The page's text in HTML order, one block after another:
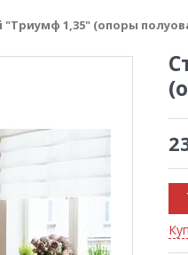
1,35" (опоры